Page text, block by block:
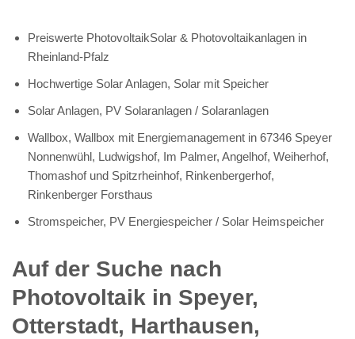
Preiswerte PhotovoltaikSolar & Photovoltaikanlagen in
Rheinland-Pfalz
Hochwertige Solar Anlagen, Solar mit Speicher
Solar Anlagen, PV Solaranlagen / Solaranlagen
Wallbox, Wallbox mit Energiemanagement in 67346 Speyer
Nonnenwühl, Ludwigshof, Im Palmer, Angelhof, Weiherhof,
Thomashof und Spitzrheinhof, Rinkenbergerhof,
Rinkenberger Forsthaus
Stromspeicher, PV Energiespeicher / Solar Heimspeicher
Auf der Suche nach
Photovoltaik in Speyer,
Otterstadt, Harthausen,